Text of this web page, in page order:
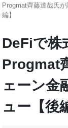
Progmat齊藤達哉氏
編】
DeFiで
Progmat
ェーン金
ュー【後